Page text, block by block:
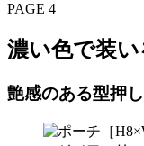
PAGE 4
濃い色で装
艶感のある型押